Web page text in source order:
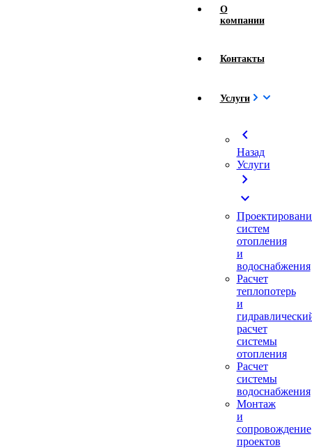
О
компании
Контакты
Услуги
chevron_left
Назад
Услуги
chevron_right
expand_more
систем
отопления
и
водоснабжения
Расчет
теплопотерь
и
расчет
системы
отопления
Расчет
системы
водоснабжения
Монтаж
и
сопровождение
проектов